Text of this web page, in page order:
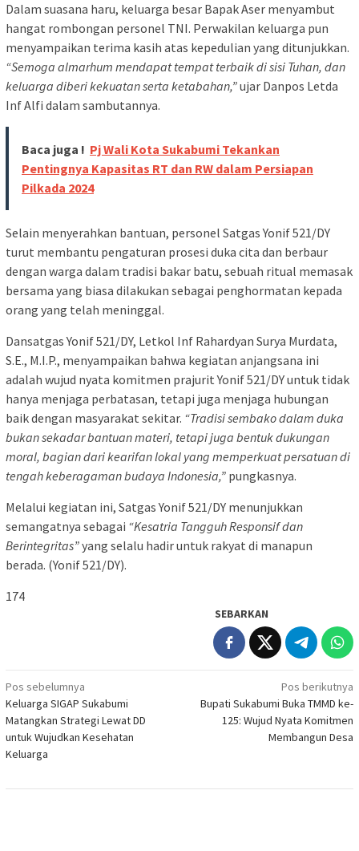
Dalam suasana haru, keluarga besar Bapak Aser menyambut
hangat rombongan personel TNI. Perwakilan keluarga pun
menyampaikan terima kasih atas kepedulian yang ditunjukkan.
“Semoga almarhum mendapat tempat terbaik di sisi Tuhan, dan
keluarga diberi kekuatan serta ketabahan,”ujar Danpos Letda
Inf Alfi dalam sambutannya.
Baca juga ! Pj Wali Kota Sukabumi Tekankan
Pentingnya Kapasitas RT dan RW dalam Persiapan
Pilkada 2024
Selain menyerahkan bantuan, personel Satgas Yonif 521/DY
turut membantu pengaturan prosesi duka cita dan berbaur
dengan warga dalam tradisi bakar batu, sebuah ritual memasak
bersama yang biasa dilakukan sebagai penghormatan kepada
orang yang telah meninggal.
Dansatgas Yonif 521/DY, Letkol Inf Rahardyan Surya Murdata,
S.E., M.I.P., menyampaikan bahwa kegiatan anjangsana ini
adalah wujud nyata komitmen prajurit Yonif 521/DY untuk tidak
hanya menjaga perbatasan, tetapi juga menjaga hubungan
baik dengan masyarakat sekitar. “Tradisi sembako dalam duka
bukan sekadar bantuan materi, tetapi juga bentuk dukungan
moral, bagian dari kearifan lokal yang memperkuat persatuan di
tengah keberagaman budaya Indonesia,” pungkasnya.
Melalui kegiatan ini, Satgas Yonif 521/DY menunjukkan
semangatnya sebagai “Kesatria Tangguh Responsif dan
Berintegritas”yang selalu hadir untuk rakyat di manapun
berada. (Yonif 521/DY).
174
SEBARKAN
Navigasi
pos
Pos sebelumnya
Keluarga SIGAP Sukabumi
Matangkan Strategi Lewat DD
untuk Wujudkan Kesehatan
Keluarga
Pos berikutnya
Bupati Sukabumi Buka TMMD ke-
125: Wujud Nyata Komitmen
Membangun Desa